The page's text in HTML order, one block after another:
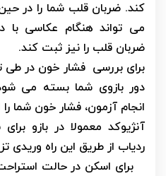
کند. ضربان قلب شما را در
می تواند هنگام عکاسی با
ضربان قلب را نیز ثبت کند.
برای بررسی فشار خون در طی
دور بازوی شما بسته می
انجام آزمون، فشار خون شما
آنژیوکد معمولا در بازو
ردیاب از طریق این راه وریدی
برای اسکن در حالت